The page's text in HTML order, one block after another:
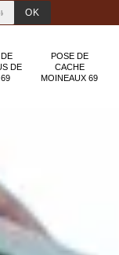
DE
POSE DE
CACHE
MOINEAUX 69